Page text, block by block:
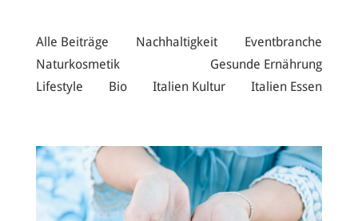
Alle Beiträge Nachhaltigkeit
Eventbranche
Naturkosmetik
Gesunde Ernährung
Lifestyle
Bio Italien Kultur Italien Essen